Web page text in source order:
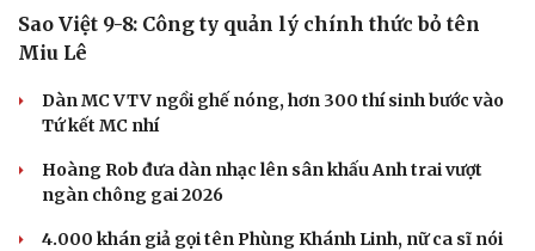
Sao Việt 9-8: Công ty quản lý chính thức bỏ tên
Miu Lê
Dàn MC VTV ngồi ghế nóng, hơn 300 thí sinh bước vào
Tứ kết MC nhí
Hoàng Rob đưa dàn nhạc lên sân khấu Anh trai vượt
ngàn chông gai 2026
4.000 khán giả gọi tên Phùng Khánh Linh, nữ ca sĩ nói